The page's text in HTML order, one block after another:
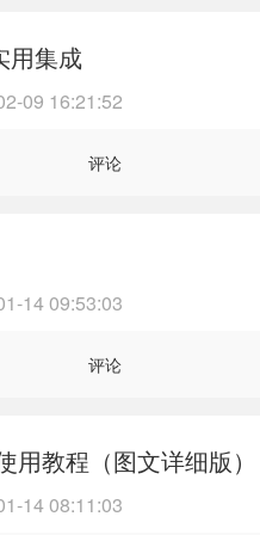
用集成
09 16:21:52
评论
14 09:53:03
评论
用教程（图文详细版）
14 08:11:03